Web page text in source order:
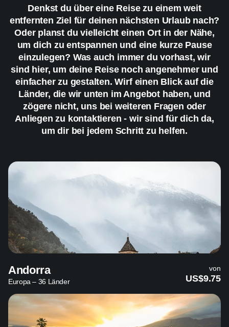
Denkst du über eine Reise zu einem weit
entfernten Ziel für deinen nächsten Urlaub nach?
Oder planst du vielleicht einen Ort in der Nähe,
um dich zu entspannen und eine kurze Pause
einzulegen? Was auch immer du vorhast, wir
sind hier, um deine Reise noch angenehmer und
einfacher zu gestalten. Wirf einen Blick auf die
Länder, die wir unten im Angebot haben, und
zögere nicht, uns bei weiteren Fragen oder
Anliegen zu kontaktieren - wir sind für dich da,
um dir bei jedem Schritt zu helfen.
Andorra
Europa – 36 Länder
von
US$9.75